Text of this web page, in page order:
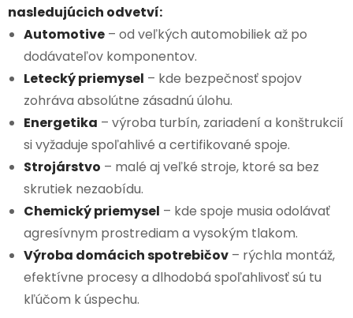
nasledujúcich odvetví:
Automotive – od veľkých automobiliek až po
dodávateľov komponentov.
Letecký priemysel – kde bezpečnosť spojov
zohráva absolútne zásadnú úlohu.
Energetika – výroba turbín, zariadení a konštrukcií
si vyžaduje spoľahlivé a certifikované spoje.
Strojárstvo – malé aj veľké stroje, ktoré sa bez
skrutiek nezaobídu.
Chemický priemysel – kde spoje musia odolávať
agresívnym prostrediam a vysokým tlakom.
Výroba domácich spotrebičov – rýchla montáž,
efektívne procesy a dlhodobá spoľahlivosť sú tu
kľúčom k úspechu.